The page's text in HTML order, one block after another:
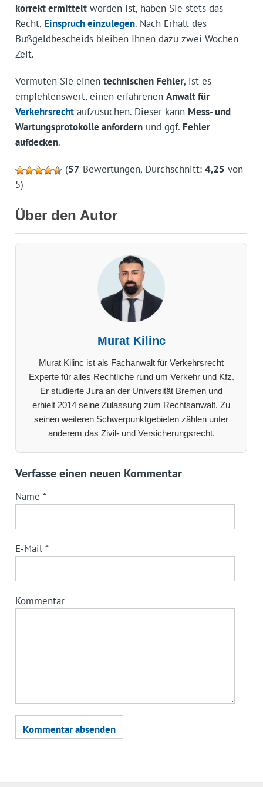
korrekt ermitteltworden ist, haben Sie stets das
Recht, Einspruch einzulegen. Nach Erhalt des
Bußgeldbescheids bleiben Ihnen dazu zwei Wochen
Zeit.
Vermuten Sie einen technischen Fehler, ist es
empfehlenswert, einen erfahrenen Anwalt für
Verkehrsrechtaufzusuchen. Dieser kann Mess- und
Wartungsprotokolle anfordernund ggf. Fehler
aufdecken.
(57 Bewertungen, Durchschnitt: 4,25 von
5)
Über den Autor
Murat Kilinc
Murat Kilinc ist als Fachanwalt für Verkehrsrecht
Experte für alles Rechtliche rund um Verkehr und Kfz.
Er studierte Jura an der Universität Bremen und
erhielt 2014 seine Zulassung zum Rechtsanwalt. Zu
seinen weiteren Schwerpunktgebieten zählen unter
anderem das Zivil- und Versicherungsrecht.
Verfasse einen neuen Kommentar
Name *
E-Mail *
Kommentar